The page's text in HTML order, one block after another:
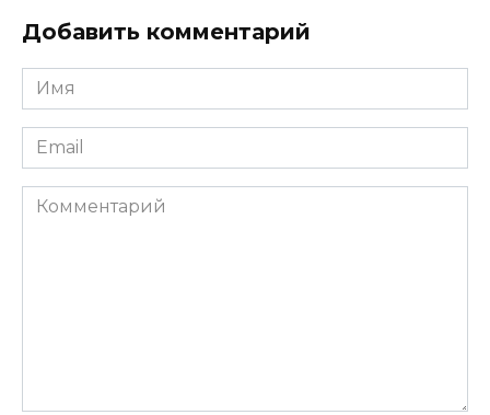
Добавить комментарий
Имя
*
Email
*
Комментарий